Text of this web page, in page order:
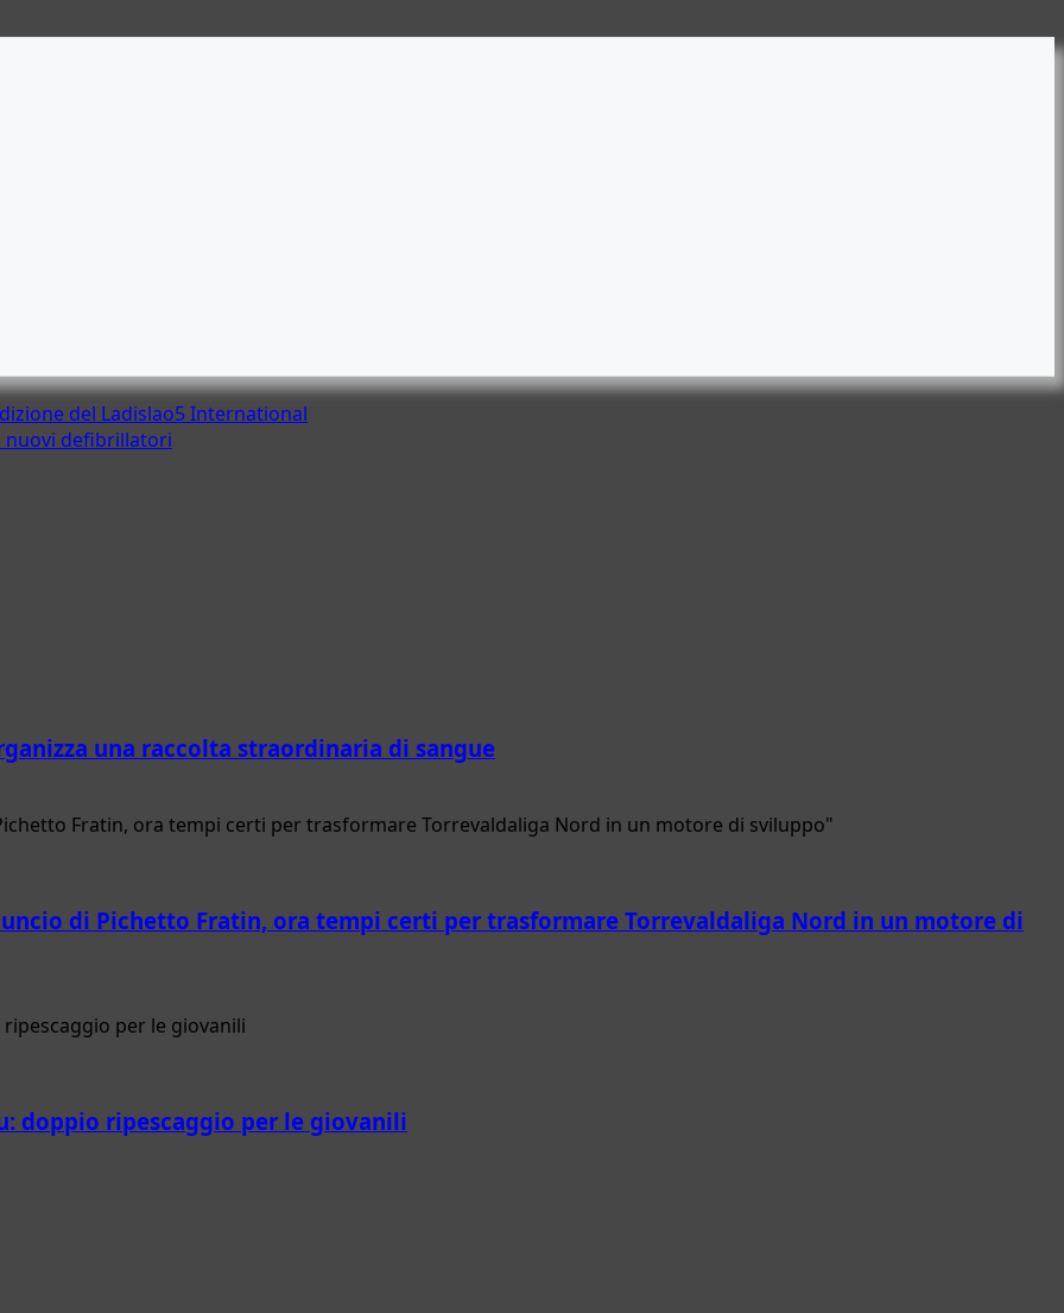
del Ladislao5 International
nuovi defibrillatori
una raccolta straordinaria di sangue
di Pichetto Fratin, ora tempi certi per trasformare Torrevaldaliga Nord in un motore di
doppio ripescaggio per le giovanili